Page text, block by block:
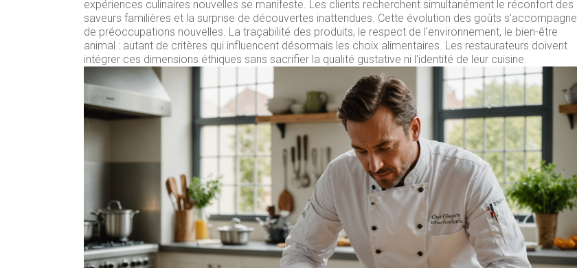
expériences culinaires nouvelles se manifeste. Les clients recherchent simultanément le réconfort des
saveurs familières et la surprise de découvertes inattendues. Cette évolution des goûts s'accompagne
de préoccupations nouvelles. La traçabilité des produits, le respect de l'environnement, le bien-être
animal : autant de critères qui influencent désormais les choix alimentaires. Les restaurateurs doivent
intégrer ces dimensions éthiques sans sacrifier la qualité gustative ni l'identité de leur cuisine.